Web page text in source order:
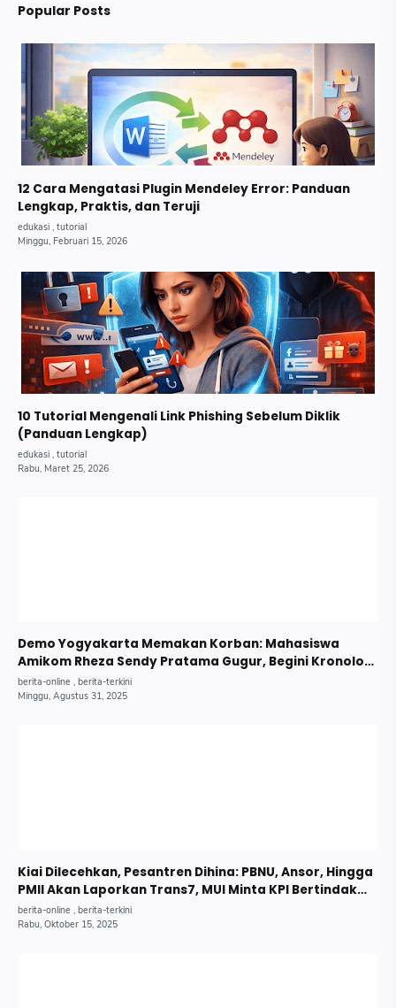
Popular Posts
12 Cara Mengatasi Plugin Mendeley Error: Panduan
Lengkap, Praktis, dan Teruji
10 Tutorial Mengenali Link Phishing Sebelum Diklik
(Panduan Lengkap)
Demo Yogyakarta Memakan Korban: Mahasiswa
Amikom Rheza Sendy Pratama Gugur, Begini Kronologi
Lengkapnya.
Kiai Dilecehkan, Pesantren Dihina: PBNU, Ansor, Hingga
PMII Akan Laporkan Trans7, MUI Minta KPI Bertindak
Tegas.